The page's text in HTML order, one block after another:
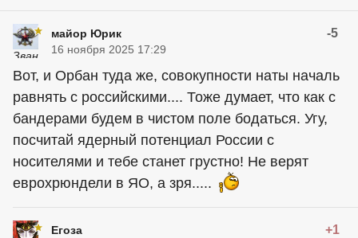
майор Юрик -5
16 ноября 2025 17:29
Вот, и Орбан туда же, совокупности наты началь
равнять с российскими.... Тоже думает, что как с
бандерами будем в чистом поле бодаться. Угу,
посчитай ядерный потенциал России с
носителями и тебе станет грустно! Не верят
еврохрюндели в ЯО, а зря.....
Егоза +1